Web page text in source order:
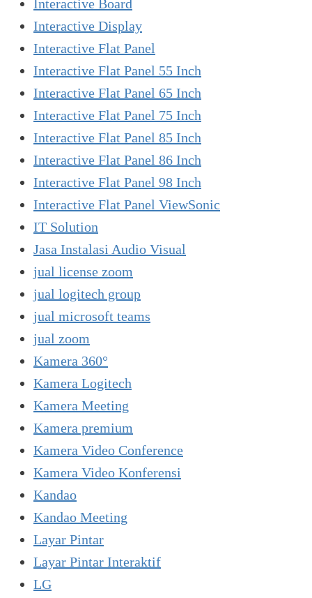
Interactive Board
Interactive Display
Interactive Flat Panel
Interactive Flat Panel 55 Inch
Interactive Flat Panel 65 Inch
Interactive Flat Panel 75 Inch
Interactive Flat Panel 85 Inch
Interactive Flat Panel 86 Inch
Interactive Flat Panel 98 Inch
Interactive Flat Panel ViewSonic
IT Solution
Jasa Instalasi Audio Visual
jual license zoom
jual logitech group
jual microsoft teams
jual zoom
Kamera 360°
Kamera Logitech
Kamera Meeting
Kamera premium
Kamera Video Conference
Kamera Video Konferensi
Kandao
Kandao Meeting
Layar Pintar
Layar Pintar Interaktif
LG